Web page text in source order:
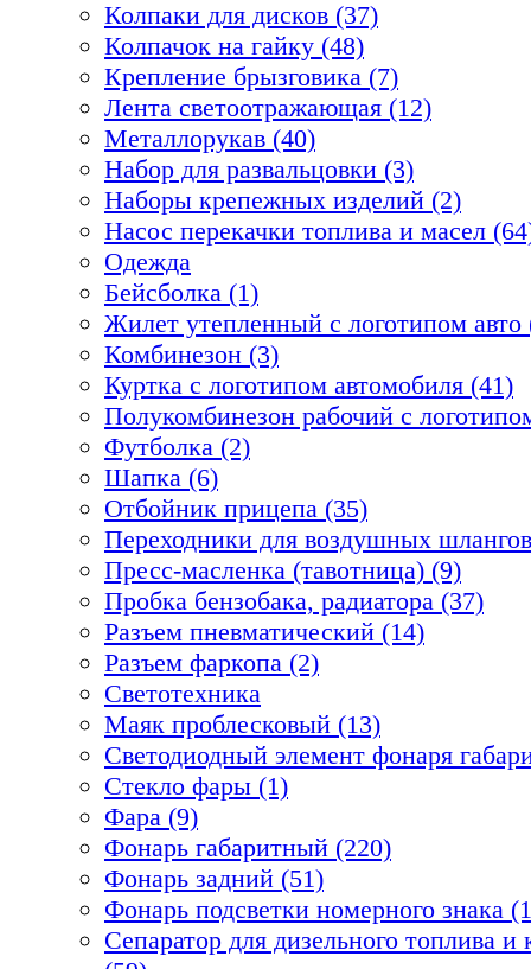
Колпаки для дисков (37)
Колпачок на гайку (48)
Крепление брызговика (7)
Лента светоотражающая (12)
Металлорукав (40)
Набор для развальцовки (3)
Наборы крепежных изделий (2)
Насос перекачки топлива и масел
Одежда
Бейсболка (1)
Жилет утепленный с логотипом авто
Комбинезон (3)
Куртка с логотипом автомобиля (41)
Полукомбинезон рабочий с
Футболка (2)
Шапка (6)
Отбойник прицепа (35)
Переходники для воздушных
Пресс-масленка (тавотница) (9)
Пробка бензобака, радиатора (37)
Разъем пневматический (14)
Разъем фаркопа (2)
Светотехника
Маяк проблесковый (13)
Светодиодный элемент фонаря
Стекло фары (1)
Фара (9)
Фонарь габаритный (220)
Фонарь задний (51)
Фонарь подсветки номерного знака
Сепаратор для дизельного топлива